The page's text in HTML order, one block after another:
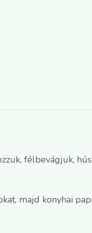
félbevágjuk,
majd konyhai